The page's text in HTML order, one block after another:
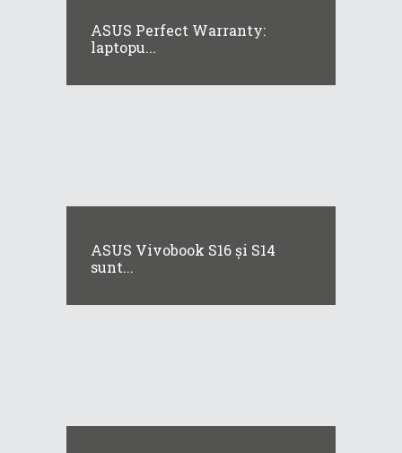
ASUS Perfect Warranty:
laptopu...
ASUS Vivobook S16 și S14
sunt...